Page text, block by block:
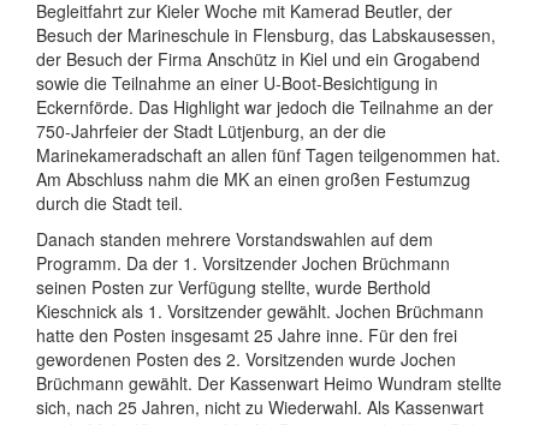
Begleitfahrt zur Kieler Woche mit Kamerad Beutler, der
Besuch der Marineschule in Flensburg, das Labskausessen,
der Besuch der Firma Anschütz in Kiel und ein Grogabend
sowie die Teilnahme an einer U-Boot-Besichtigung in
Eckernförde. Das Highlight war jedoch die Teilnahme an der
750-Jahrfeier der Stadt Lütjenburg, an der die
Marinekameradschaft an allen fünf Tagen teilgenommen hat.
Am Abschluss nahm die MK an einen großen Festumzug
durch die Stadt teil.
Danach standen mehrere Vorstandswahlen auf dem
Programm. Da der 1. Vorsitzender Jochen Brüchmann
seinen Posten zur Verfügung stellte, wurde Berthold
Kieschnick als 1. Vorsitzender gewählt. Jochen Brüchmann
hatte den Posten insgesamt 25 Jahre inne. Für den frei
gewordenen Posten des 2. Vorsitzenden wurde Jochen
Brüchmann gewählt. Der Kassenwart Heimo Wundram stellte
sich, nach 25 Jahren, nicht zu Wiederwahl. Als Kassenwart